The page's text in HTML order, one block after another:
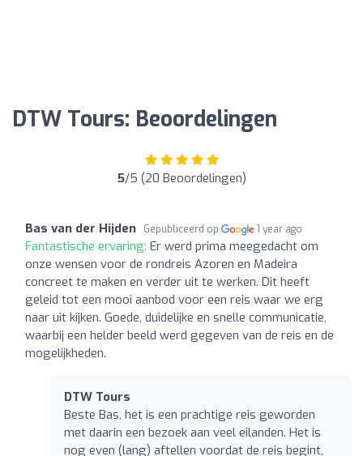
DTW Tours: Beoordelingen
5/5 (20 Beoordelingen)
Bas van der Hijden Gepubliceerd op 1 year ago
Fantastische ervaring: Er werd prima meegedacht om
onze wensen voor de rondreis Azoren en Madeira
concreet te maken en verder uit te werken. Dit heeft
geleid tot een mooi aanbod voor een reis waar we erg
naar uit kijken. Goede, duidelijke en snelle communicatie,
waarbij een helder beeld werd gegeven van de reis en de
mogelijkheden.
DTW Tours
Beste Bas, het is een prachtige reis geworden
met daarin een bezoek aan veel eilanden. Het is
nog even (lang) aftellen voordat de reis begint,